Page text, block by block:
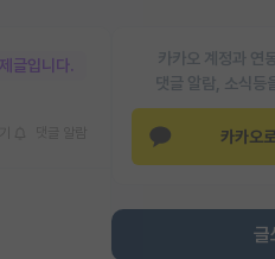
카카오 계정과 연
댓글 알람, 소식등
카카오
글
글입니다.